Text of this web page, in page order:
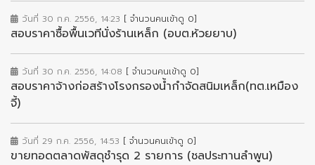
วันที่ 30 ก.ค. 2556, 14:23 [ จำนวนคนเข้าดู 0]
สอบราคาซื้อพื้นเวทีนั่งร้านเหล็ก (อบต.ห้วยยาบ)
วันที่ 30 ก.ค. 2556, 14:08 [ จำนวนคนเข้าดู 0]
สอบราคาจ้างก่อสร้างโรงกรองน้ำกำจัดสนิมเหล็ก(ทต.เหมือง
จี้)
วันที่ 29 ก.ค. 2556, 14:53 [ จำนวนคนเข้าดู 0]
ขายทอดตลาดพัสดุชำรุด 2 รายการ (ชลประทานลำพูน)